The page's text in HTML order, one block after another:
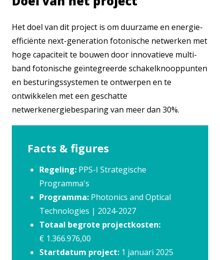
Het doel van dit project is om duurzame en energie-
efficiënte next-generation fotonische netwerken met
hoge capaciteit te bouwen door innovatieve multi-
band fotonische geïntegreerde schakelknooppunten
en besturingssystemen te ontwerpen en te
ontwikkelen met een geschatte
netwerkenergiebesparing van meer dan 30%.
Facts & figures
Regeling: PPS-I Strategische
Programma's
Programma: Photonics and Optical
Technologies | 2024-2027
Totaal begrote projectkosten:
€ 1.366.976,00
Startdatum project: 1 januari 2025